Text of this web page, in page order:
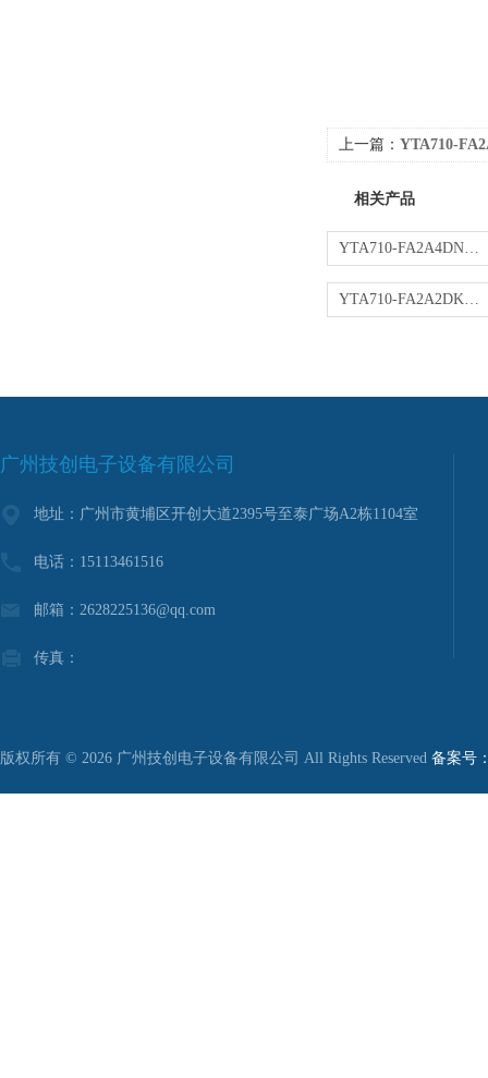
上一篇： YTA710-
相关产品
YTA710-FA2A4DN变送器
YTA710-FA2A2DK变送器
广州技创电子设备有限公司
地址：广州市黄埔区开创大道2395号至泰广场A2栋1104室
电话：15113461516
邮箱：2628225136@qq.com
传真：
版权所有 © 2026 广州技创电子设备有限公司 All Rights Reserved 备案号